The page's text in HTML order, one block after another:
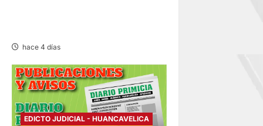
hace 4 días
EDICTO JUDICIAL - HUANCAVELICA